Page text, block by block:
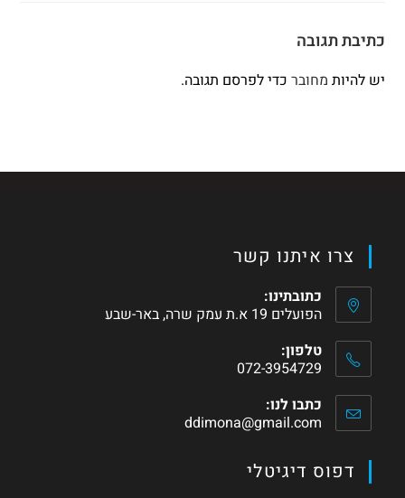
כתיבת תגובה
יש להיות מחובר כדי לפרסם תגובה.
צרו איתנו קשר
כתובתינו:
הפועלים 19 א.ת עמק שרה, באר-שבע
טלפון:
072-3954729
כתבו לנו:
ddimona@gmail.com
דפוס דיגיטלי